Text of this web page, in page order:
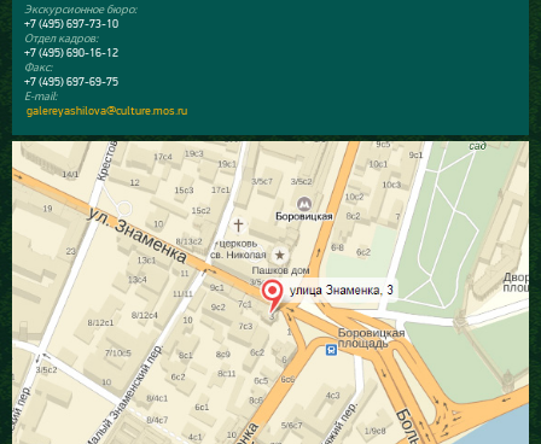
Экскурсионное бюро:
+7 (495) 697-73-10
Отдел кадров:
+7 (495) 690-16-12
Факс:
+7 (495) 697-69-75
E-mail:
galereyashilova@culture.mos.ru